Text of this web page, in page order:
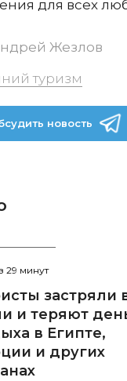
для всех
Жезлов
туризм
новость
29 минут
застряли
и теряют
в Египте,
и других